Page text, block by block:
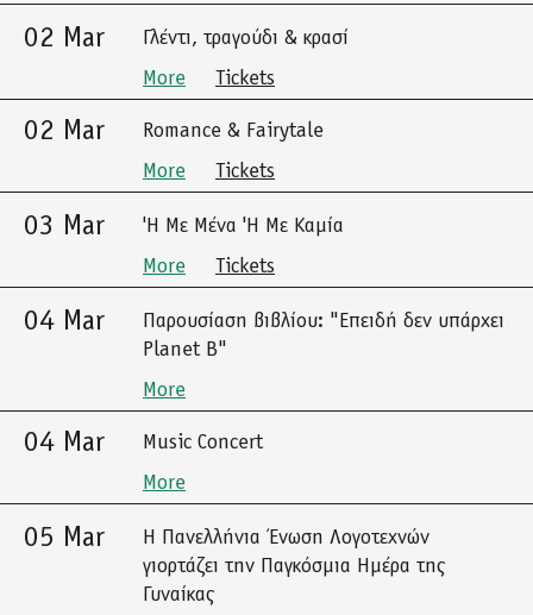
02 Mar
Γλέντι, τραγούδι & κρασί
More
Tickets
02 Mar
Romance & Fairytale
More
Tickets
03 Mar
'Η Με Μένα 'Η Με Καμία
More
Tickets
04 Mar
Παρουσίαση βιβλίου: "Επειδή δεν υπάρχει
Planet B"
More
04 Mar
Music Concert
More
05 Mar
Η Πανελλήνια Ένωση Λογοτεχνών
γιορτάζει την Παγκόσμια Ημέρα της
Γυναίκας